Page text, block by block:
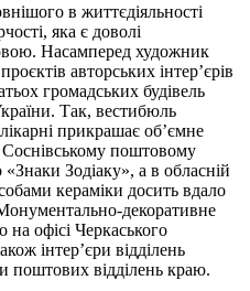
в життєдіяльності
яка є доволі
Насамперед художник
авторських інтер’єрів
громадських будівель
Так, вестибюль
прикрашає об’ємне
поштовому
Зодіаку», а в обласній
кераміки досить вдало
декоративне
офісі Черкаського
інтер’єри відділень
поштових відділень краю.